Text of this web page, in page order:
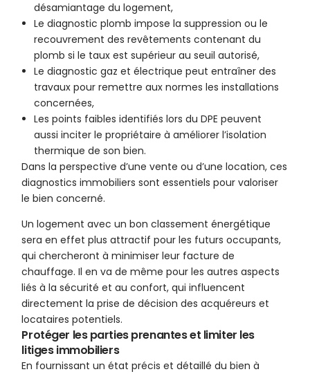
désamiantage du logement,
Le diagnostic plomb impose la suppression ou le
recouvrement des revêtements contenant du
plomb si le taux est supérieur au seuil autorisé,
Le diagnostic gaz et électrique peut entraîner des
travaux pour remettre aux normes les installations
concernées,
Les points faibles identifiés lors du DPE peuvent
aussi inciter le propriétaire à améliorer l’isolation
thermique de son bien.
Dans la perspective d’une vente ou d’une location, ces
diagnostics immobiliers sont essentiels pour valoriser
le bien concerné.
Un logement avec un bon classement énergétique
sera en effet plus attractif pour les futurs occupants,
qui chercheront à minimiser leur facture de
chauffage. Il en va de même pour les autres aspects
liés à la sécurité et au confort, qui influencent
directement la prise de décision des acquéreurs et
locataires potentiels.
Protéger les parties prenantes et limiter les
litiges immobiliers
En fournissant un état précis et détaillé du bien à